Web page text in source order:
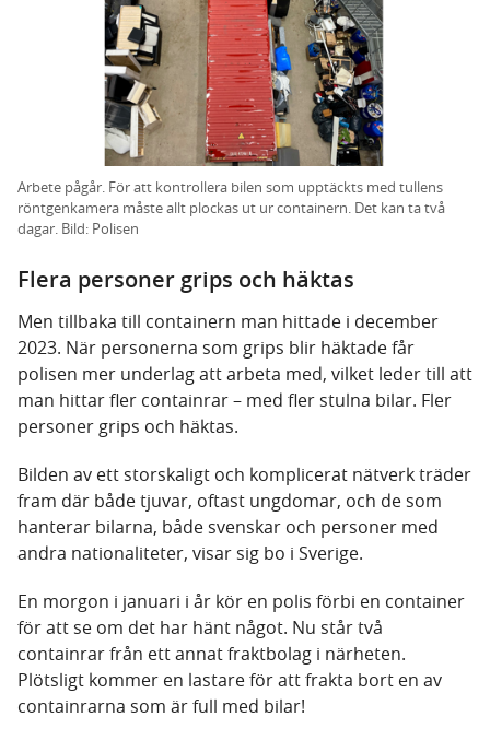
Arbete pågår. För att kontrollera bilen som upptäckts med tullens
röntgenkamera måste allt plockas ut ur containern. Det kan ta två
dagar. Bild: Polisen
Flera personer grips och häktas
Men tillbaka till containern man hittade i december
2023. När personerna som grips blir häktade får
polisen mer underlag att arbeta med, vilket leder till att
man hittar fler containrar – med fler stulna bilar. Fler
personer grips och häktas.
Bilden av ett storskaligt och komplicerat nätverk träder
fram där både tjuvar, oftast ungdomar, och de som
hanterar bilarna, både svenskar och personer med
andra nationaliteter, visar sig bo i Sverige.
En morgon i januari i år kör en polis förbi en container
för att se om det har hänt något. Nu står två
containrar från ett annat fraktbolag i närheten.
Plötsligt kommer en lastare för att frakta bort en av
containrarna som är full med bilar!